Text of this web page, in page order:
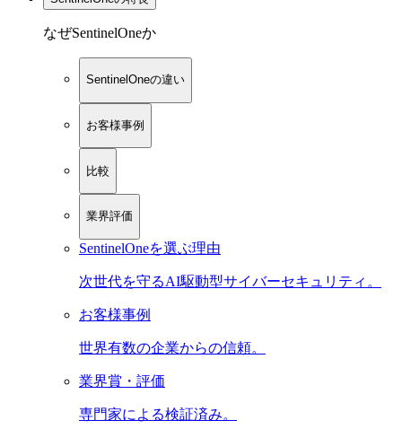
なぜSentinelOneか
SentinelOneの違い
お客様事例
比較
業界評価
SentinelOneを選ぶ理由
次世代を守るAI駆動型サイバーセキュリティ。
お客様事例
世界有数の企業からの信頼。
業界賞・評価
専門家による検証済み。